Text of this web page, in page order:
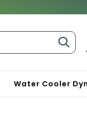
Water Cooler